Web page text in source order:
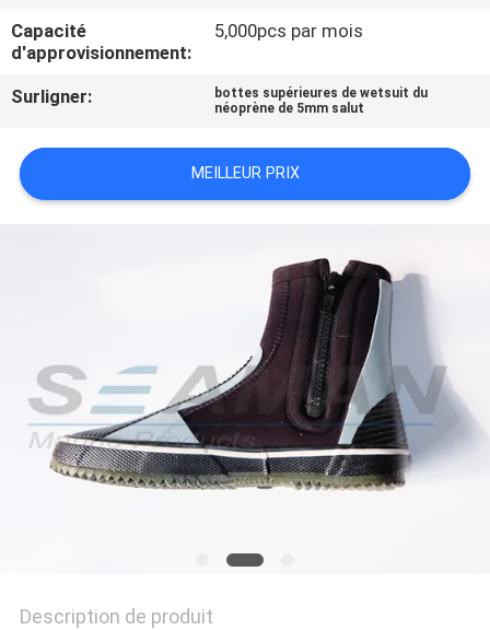
PLAN
DU
PRIVACY
Capacité
d'approvisionnement:
5,000pcs par mois
Surligner:
bottes supérieures de wetsuit du
néoprène de 5mm salut
MEILLEUR PRIX
Description de produit